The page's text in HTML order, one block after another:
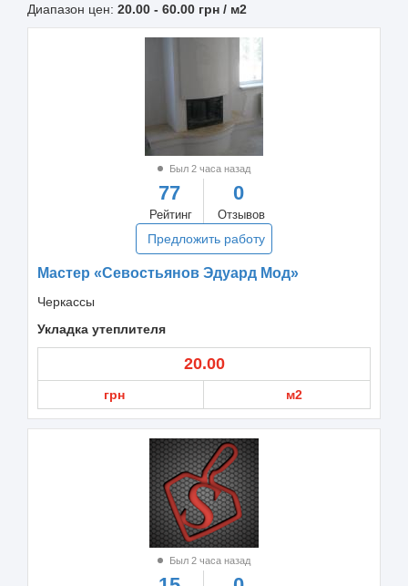
Диапазон цен: 20.00 - 60.00 грн / м2
Был 2 часа назад
77
Рейтинг
0
Отзывов
Предложить работу
Мастер «Севостьянов Эдуард Мод»
Черкассы
Укладка утеплителя
20.00
грн м2
Был 2 часа назад